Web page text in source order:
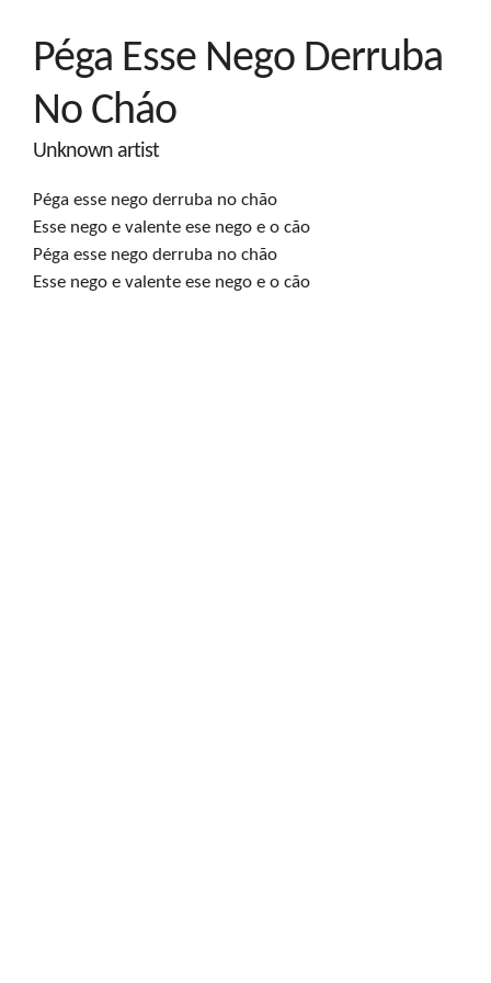
Péga Esse Nego Derruba
No Cháo
Unknown artist
Péga esse nego derruba no chão
Esse nego e valente ese nego e o cão
Péga esse nego derruba no chão
Esse nego e valente ese nego e o cão